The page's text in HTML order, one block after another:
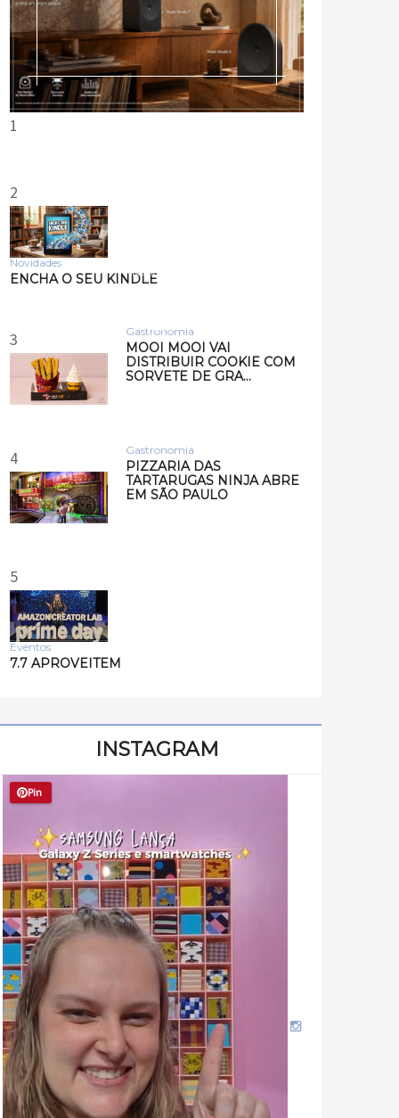
1
Tecnologia
Musi…
2
Novidades
ENCHA O SEU KINDLE
3 Gastronomia
MOOI MOOI VAI
DISTRIBUIR COOKIE COM
SORVETE DE GRA…
4 Gastronomia
PIZZARIA DAS
TARTARUGAS NINJA ABRE
EM SÃO PAULO
5
Eventos
7.7 APROVEITEM
INSTAGRAM
Pin